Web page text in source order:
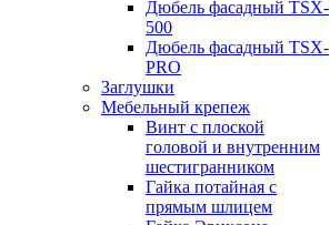
Дюбель фасадный TSX-
500
Дюбель фасадный TSX-
PRO
Заглушки
Мебельный крепеж
Винт с плоской
головой и внутренним
шестигранником
Гайка потайная с
прямым шлицем